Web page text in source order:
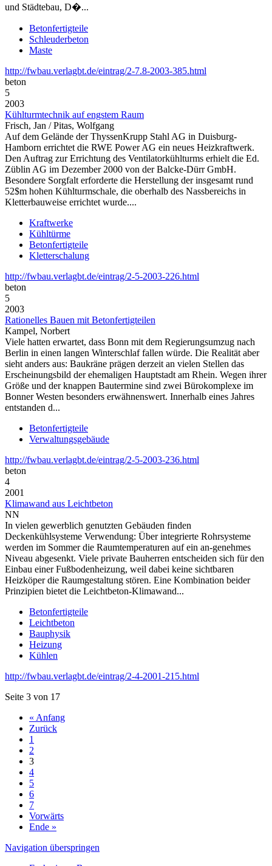
und Städtebau, D�...
Betonfertigteile
Schleuderbeton
Maste
http://fwbau.verlagbt.de/eintrag/2-7.8-2003-385.html
beton
5
2003
Kühlturmtechnik auf engstem Raum
Frisch, Jan / Pitas, Wolfgang
Auf dem Gelände der ThyssenKrupp Stahl AG in Duisburg-
Hamborn errichtet die RWE Power AG ein neues Heizkraftwerk.
Den Auftrag zur Errichtung des Ventilatorkühlturms erhielt die Ed.
Züblin AG im Dezember 2000 von der Balcke-Dürr GmbH.
Besondere Sorgfalt erforderte die Herstellung der insgesamt rund
52$m hohen Kühlturmschale, die oberhalb des Nassbereichs in
Kletterbauweise errichtet wurde....
Kraftwerke
Kühltürme
Betonfertigteile
Kletterschalung
http://fwbau.verlagbt.de/eintrag/2-5-2003-226.html
beton
5
2003
Rationelles Bauen mit Betonfertigteilen
Kampel, Norbert
Viele hatten erwartet, dass Bonn mit dem Regierungsumzug nach
Berlin in einen langen Winterschlaf fallen würde. Die Realität aber
sieht anders aus: Baukräne prägen derzeit an vielen Stellen das
Erscheinungsbild der ehemaligen Hauptstadt am Rhein. Wegen ihrer
Größe und der knappen Bautermine sind zwei Bürokomplexe im
Bonner Westen besonders erwähnenswert. Innerhalb eines Jahres
entstanden d...
Betonfertigteile
Verwaltungsgebäude
http://fwbau.verlagbt.de/eintrag/2-5-2003-236.html
beton
4
2001
Klimawand aus Leichtbeton
NN
In vielen gewerblich genutzten Gebäuden finden
Deckenkühlsysteme Verwendung: Über integrierte Rohrsysteme
werden im Sommer die Raumtemperaturen auf ein an-genehmes
Niveau abgesenkt. Viele private Bauherren entscheiden sich für den
Einbau einer Fußbodenheizung, weil dabei keine sichtbaren
Heizköper die Raumgestaltung stören. Eine Kombination beider
Prinzipien bietet die Leichtbeton-Klimawand...
Betonfertigteile
Leichtbeton
Bauphysik
Heizung
Kühlen
http://fwbau.verlagbt.de/eintrag/2-4-2001-215.html
Seite 3 von 17
« Anfang
Zurück
1
2
3
4
5
6
7
Vorwärts
Ende »
Navigation überspringen